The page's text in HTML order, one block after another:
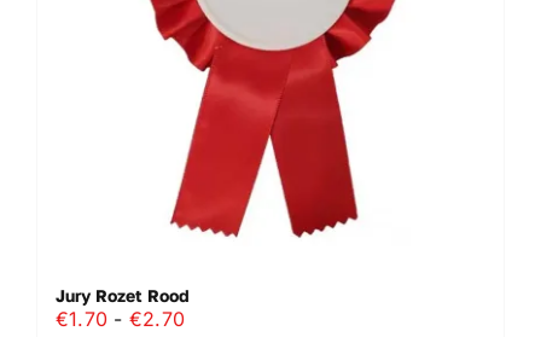
worden
op
de
productpagina
Jury Rozet Rood
€1.70 - €2.70Prijsklasse: